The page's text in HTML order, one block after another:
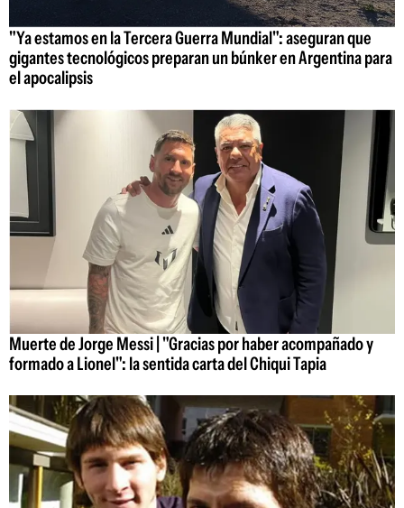
"Ya estamos en la Tercera Guerra Mundial": aseguran que
gigantes tecnológicos preparan un búnker en Argentina para
el apocalipsis
Muerte de Jorge Messi | "Gracias por haber acompañado y
formado a Lionel": la sentida carta del Chiqui Tapia